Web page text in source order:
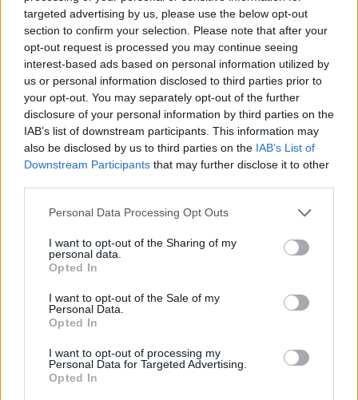
targeted advertising by us, please use the below opt-out
section to confirm your selection. Please note that after your
opt-out request is processed you may continue seeing
interest-based ads based on personal information utilized by
us or personal information disclosed to third parties prior to
your opt-out. You may separately opt-out of the further
disclosure of your personal information by third parties on the
IAB’s list of downstream participants. This information may
also be disclosed by us to third parties on the IAB’s List of
Downstream Participants that may further disclose it to other
Personal Data Processing Opt Outs
I want to opt-out of the Sharing of my
personal data.
Opted In
I want to opt-out of the Sale of my
Personal Data.
Opted In
I want to opt-out of processing my
Personal Data for Targeted Advertising.
Opted In